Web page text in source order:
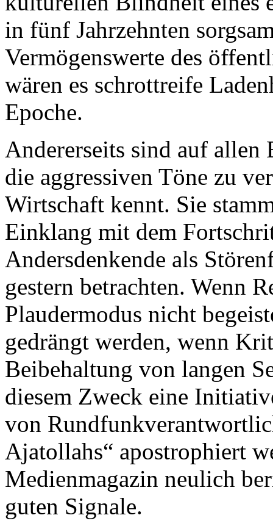
in fünf Jahrzehnten
Vermögenswerte des
wären es schrottreife
Epoche.
Andererseits sind auf allen
die aggressiven Töne zu
Wirtschaft kennt. Sie
Einklang mit dem
Andersdenkende als
gestern betrachten. Wenn
Plaudermodus nicht
gedrängt werden, wenn
Beibehaltung von langen
diesem Zweck eine
von
Ajatollahs“ apostrophiert
Medienmagazin neulich
guten Signale.